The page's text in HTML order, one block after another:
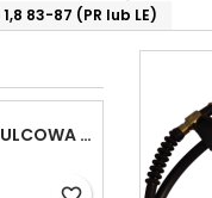
1,8 83-87 (PR lub LE)
LINKA HAMULCOWA PRZYCZEPY KNOTT 1440/1230 33921-1.14